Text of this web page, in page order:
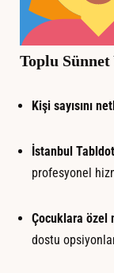
Toplu
Kişi sayısını
İstanbul
profesyonel
Çocuklara özel
dostu